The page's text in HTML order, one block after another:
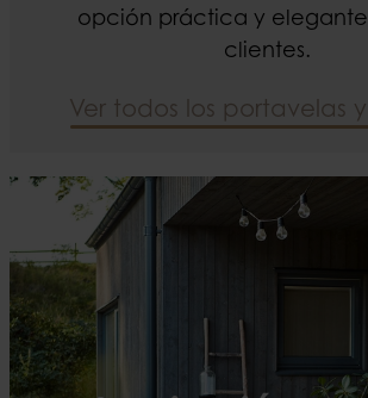
opción práctica y elegante
clientes.
Ver todos los portavelas